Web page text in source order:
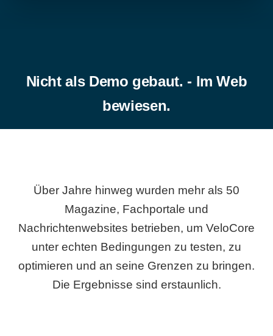
Nicht als Demo gebaut. - Im Web
bewiesen.
Über Jahre hinweg wurden mehr als 50
Magazine, Fachportale und
Nachrichtenwebsites betrieben, um VeloCore
unter echten Bedingungen zu testen, zu
optimieren und an seine Grenzen zu bringen.
Die Ergebnisse sind erstaunlich.